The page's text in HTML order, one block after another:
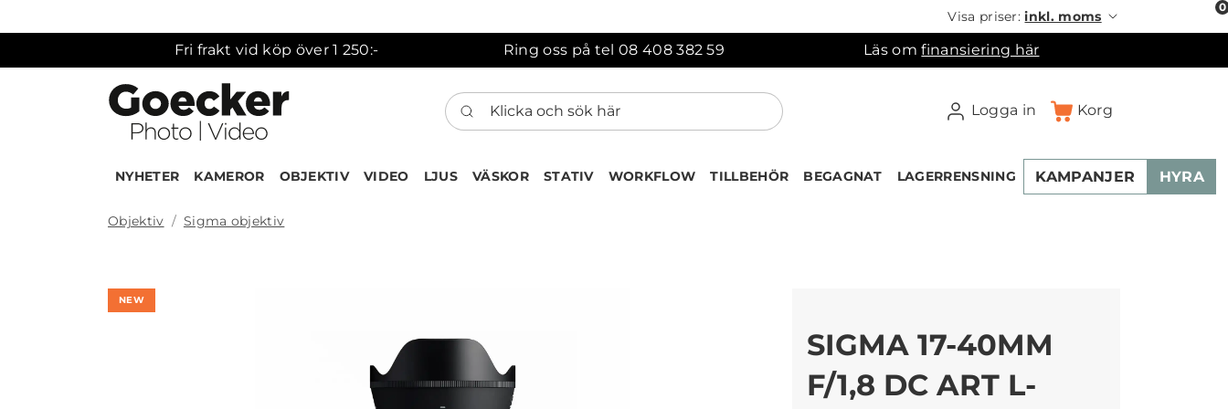
Visa priser:inkl. moms
Fri frakt vid köp över 1 250:- Ring oss på tel 08 408 382 59 Läs omfinansiering här
Klicka och sök här
Logga in Korg
0
NYHETER KAMEROR OBJEKTIV VIDEO LJUS VÄSKOR STATIV WORKFLOW TILLBEHÖR BEGAGNAT LAGERRENSNING KAMPANJER HYRA
Objektiv Sigma objektiv
Köps ofta tillsammans med
NEW
SIGMA 17-40MM
F/1,8 DC ART L-